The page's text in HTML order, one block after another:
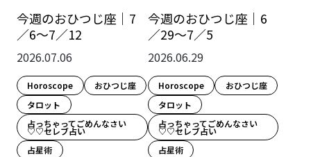
今週のおひつじ座｜7
／6～7／12
2026.07.06
Horoscope
おひつじ座
タロット
占っちゃってごめんなさい
♡♡セレブ占い
占星術
今週のおひつじ座｜6
／29～7／5
2026.06.29
Horoscope
おひつじ座
タロット
占っちゃってごめんなさい
♡♡セレブ占い
占星術